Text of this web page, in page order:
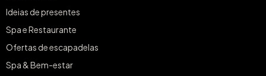
Ideias de presentes
Spa e Restaurante
Ofertas de escapadelas
Spa & Bem-estar